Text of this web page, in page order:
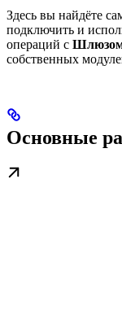
Здесь вы найдёте
подключить и
операций с
собственных
Основные